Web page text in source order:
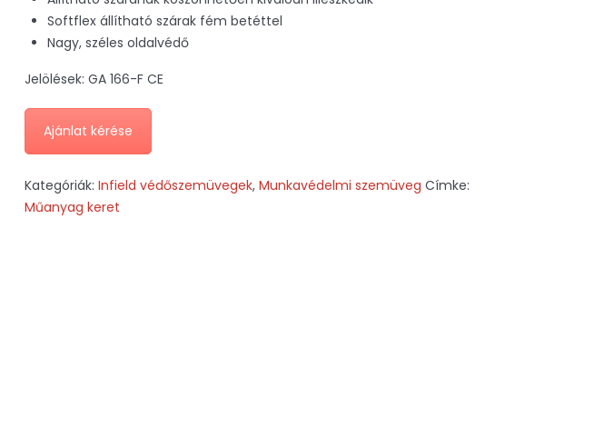
Softflex állítható szárak fém betéttel
Nagy, széles oldalvédő
Jelölések: GA 166-F CE
Ajánlat kérése
Kategóriák: Infield védőszemüvegek, Munkavédelmi szemüveg Címke:
Műanyag keret